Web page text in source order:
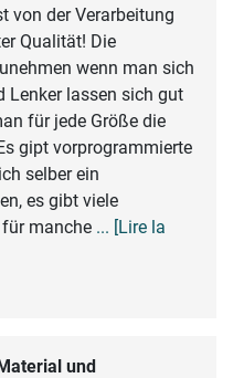
von der Verarbeitung
Qualität! Die
wenn man sich
Lenker lassen sich gut
für jede Größe die
gipt vorprogrammierte
selber ein
es gibt viele
manche ... [Lire la
und